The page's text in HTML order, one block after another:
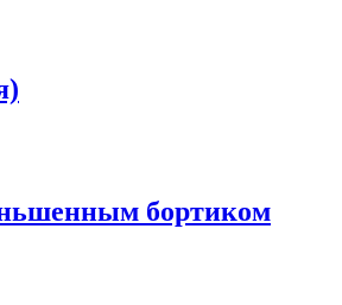
бортиком